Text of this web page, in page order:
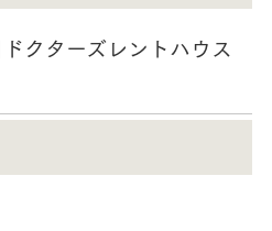
クターズレントハウス